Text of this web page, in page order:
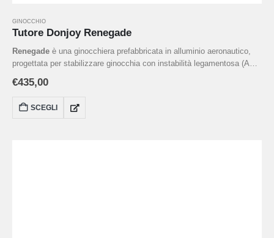
GINOCCHIO
Tutore Donjoy Renegade
Renegade è una ginocchiera prefabbricata in alluminio aeronautico,
progettata per stabilizzare ginocchia con instabilità legamentosa (ACL,
suo telaio leggero, abbinato al sistema dinamico 4 Punti di Spinta e a
cerniere policentriche, riduce lo stress sull’articolazione offrendo un
supporto efficace con comfort ottimizzato.
€435,00
SCEGLI